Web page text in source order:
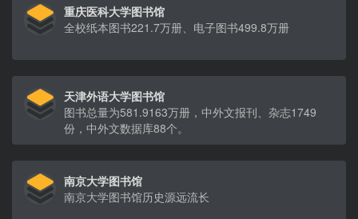
重庆医科大学图书馆
全校纸本图书221.7万册、电子图书499.8万册
天津外语大学图书馆
图书总量为581.9163万册，中外文报刊、杂志1749
份，中外文数据库88个。
南京大学图书馆
南京大学图书馆历史源远流长